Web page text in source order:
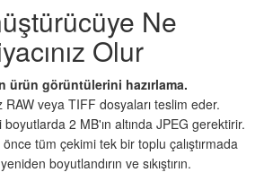
Ne
Olur
ürün görüntülerini hazırlama.
RAW veya TIFF dosyaları teslim eder.
2 MB'ın altında JPEG gerektirir.
tüm çekimi tek bir toplu çalıştırmada
boyutlandırın ve sıkıştırın.